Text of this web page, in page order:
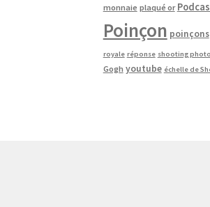
monnaie plaqué or
Poinçon poinçons
royale réponse shooting photo
Gogh youtube échelle de